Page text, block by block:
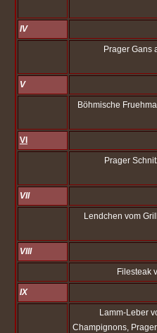
IV
Prager Gans
V
Böhmische
VI
Prager
VII
Lendchen vom
VIII
Filesteak
IX
Lamm-Leber
Champignons,